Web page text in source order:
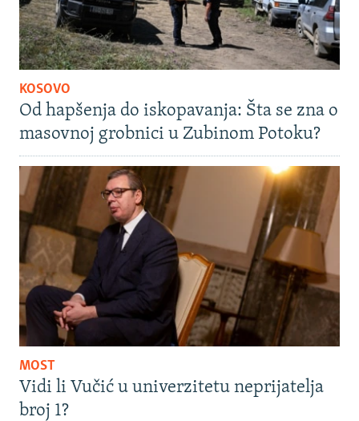
KOSOVO
Od hapšenja do iskopavanja: Šta se zna o
masovnoj grobnici u Zubinom Potoku?
MOST
Vidi li Vučić u univerzitetu neprijatelja
broj 1?